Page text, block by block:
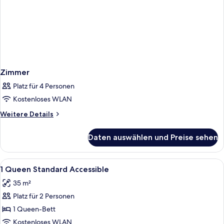
Zimmer
Platz für 4 Personen
Kostenloses WLAN
Weitere Details
Weitere
Daten auswählen und Preise sehen
Alle
Fotos
für
1
Queen
Standard
Hochwertige Bettwaren,
4
1 Queen Standard Accessible
35 m²
Platz für 2 Personen
1 Queen-Bett
Kostenloses WLAN